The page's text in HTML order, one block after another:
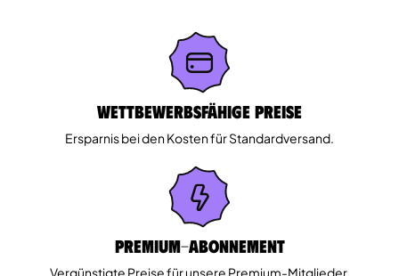
Wettbewerbsfähige Preise
Ersparnis bei den Kosten für Standardversand.
Premium-Abonnement
Vergünstigte Preise für unsere Premium-Mitglieder.